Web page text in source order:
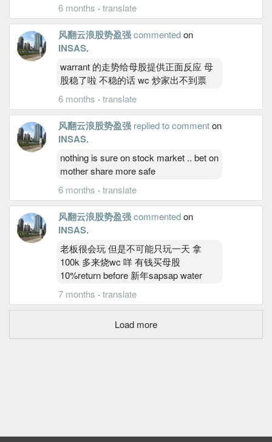
6 months · translate
风翻云浪股势盈强commentedon
INSAS.
warrant 的走势给母股提供正面反应 母
股稳了啦 不稳的话 wc 炒家出不到票
6 months · translate
风翻云浪股势盈强 replied to commenton
INSAS.
nothing is sure on stock market .. bet on
mother share more safe
6 months · translate
风翻云浪股势盈强commentedon
INSAS.
老板很会玩 但是不可能只玩一天 拿
100k 多来烧wc 咩 有钱买母股
10%return before 新年sapsap water
7 months · translate
Load more